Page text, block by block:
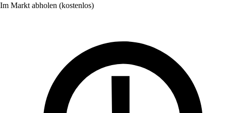
Im Markt abholen (kostenlos)